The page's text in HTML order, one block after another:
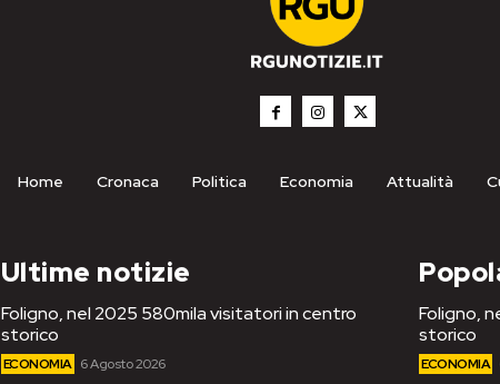
Home Cronaca Politica Economia Attualità
Ultime notizie
Foligno, nel 2025 580mila visitatori in centro
storico
ECONOMIA 6 Agosto 2026
Foligno,
storico
ECONOMIA